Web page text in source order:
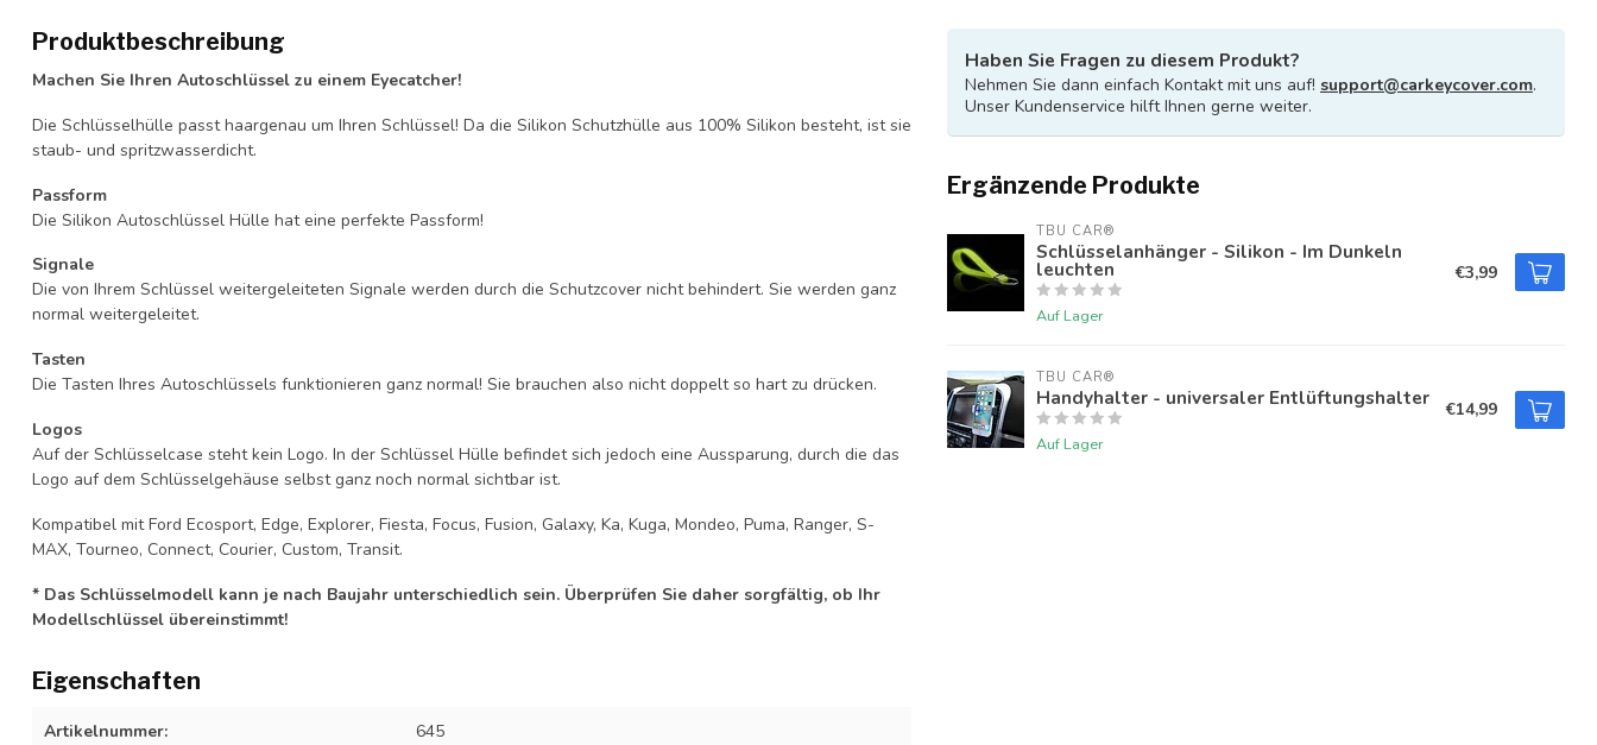
Produktbeschreibung
Machen Sie Ihren Autoschlüssel zu einem Eyecatcher!
Die Schlüsselhülle passt haargenau um Ihren Schlüssel! Da die Silikon Schutzhülle aus 100% Silikon besteht, ist sie
staub- und spritzwasserdicht.
Passform
Die Silikon Autoschlüssel Hülle hat eine perfekte Passform!
Signale
Die von Ihrem Schlüssel weitergeleiteten Signale werden durch die Schutzcover nicht behindert. Sie werden ganz
normal weitergeleitet.
Tasten
Die Tasten Ihres Autoschlüssels funktionieren ganz normal! Sie brauchen also nicht doppelt so hart zu drücken.
Logos
Auf der Schlüsselcase steht kein Logo. In der Schlüssel Hülle befindet sich jedoch eine Aussparung, durch die das
Logo auf dem Schlüsselgehäuse selbst ganz noch normal sichtbar ist.
Kompatibel mit Ford Ecosport, Edge, Explorer, Fiesta, Focus, Fusion, Galaxy, Ka, Kuga, Mondeo, Puma, Ranger, S-
MAX, Tourneo, Connect, Courier, Custom, Transit.
* Das Schlüsselmodell kann je nach Baujahr unterschiedlich sein. Überprüfen Sie daher sorgfältig, ob Ihr
Modellschlüssel übereinstimmt!
Eigenschaften
Artikelnummer: 645
Haben Sie Fragen zu diesem Produkt?
Nehmen Sie dann einfach Kontakt mit uns auf! support@carkeycover.com.
Unser Kundenservice hilft Ihnen gerne weiter.
Ergänzende Produkte
TBU CAR®
Schlüsselanhänger - Silikon - Im Dunkeln
leuchten
Auf Lager
€3,99
TBU CAR®
Handyhalter - universaler Entlüftungshalter
Auf Lager
€14,99